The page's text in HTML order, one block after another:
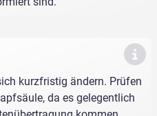
kurzfristig ändern. Prüfen
da es gelegentlich